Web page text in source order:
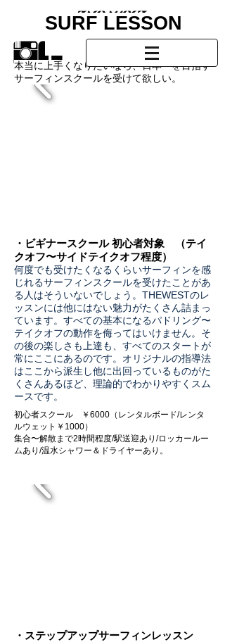
SURF LESSON
SCHOOL
本当に上手くなりたいなら、日本一を目指す
サーフィンスクールを受けて欲しい。
・ビギナースクール 初心者対象 （テイ
クオフ〜サイドテイクオフ程度）
初心者スクール ￥6000（レンタルボード/レンタ
ルウェット￥1000）
集合〜解散まで2時間程度/駅送迎あり/ロッカールー
ムあり/温水シャワー＆ドライヤーあり。
何度でも受けたくなるくらいサーフィンを感
じれるサーフィンスクールを受けたことがあ
る人はそういないでしょう。THEWESTのレ
ッスンには他にはない魅力がたくさん詰まっ
ています。すべての基本になるパドリング〜
テイクオフの動作を侮ってはいけません。そ
の後の楽しさも上達も、すべてのスタートが
常にここにあるのです。オリジナルの指導法
はここから派生し他に出回っているものがた
くさんあるほど、理論的でわかりやすくスム
ースです。
・ステップアップサーフィンレッスン